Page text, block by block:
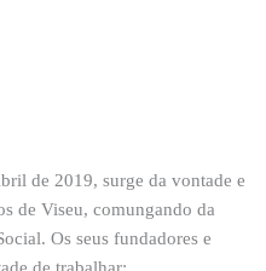
de 2019, surge da vontade e
de Viseu, comungando da
Os seus fundadores e
de trabalhar: